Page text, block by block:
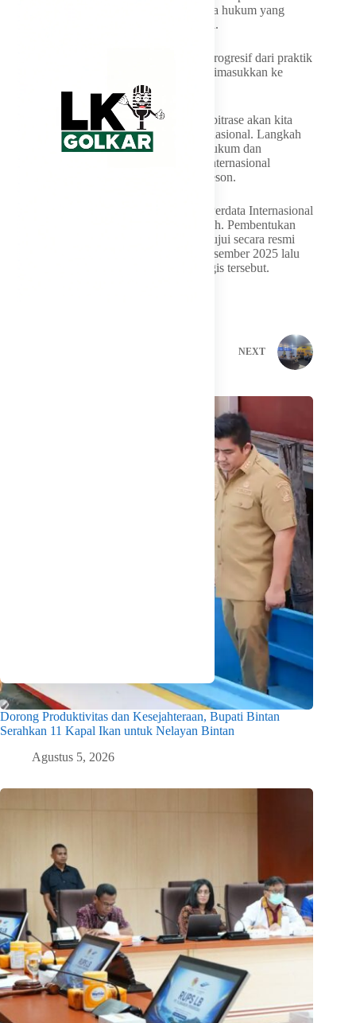
internasional sama-sama mengatur sengketa hukum yang
mengandung unsur asing atau lintas negara.
​Pansus berencana mengadopsi poin-poin progresif dari praktik
arbitrase internasional yang sukses untuk dimasukkan ke
​”Apa yang sudah berjalan baik di ranah arbitrase akan kita
adopsi juga ke dalam hukum perdata internasional. Langkah
ini penting untuk menekankan kepastian hukum dan
mendongkrak tingkat kepercayaan dunia internasional
terhadap dunia bisnis kita,” pungkas Soedeson.
​Sebagai informasi, RUU tentang Hukum Perdata Internasional
merupakan regulasi usul inisiatif Pemerintah. Pembentukan
Pansus DPR RI ini sebelumnya telah disetujui secara resmi
dalam Rapat Paripurna DPR RI pada 8 Desember 2025 lalu
untuk mengawal penyusunan beleid strategis tersebut.
NEXT
Dorong Produktivitas dan Kesejahteraan, Bupati Bintan
Serahkan 11 Kapal Ikan untuk Nelayan Bintan
Agustus 5, 2026